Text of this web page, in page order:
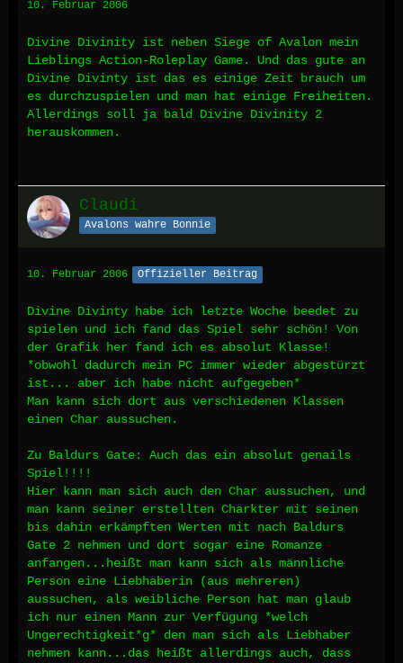
10. Februar 2006
Divine Divinity ist neben Siege of Avalon mein
Lieblings Action-Roleplay Game. Und das gute an
Divine Divinty ist das es einige Zeit brauch um
es durchzuspielen und man hat einige Freiheiten.
Allerdings soll ja bald Divine Divinity 2
herauskommen.
Claudi
Avalons wahre Bonnie
10. Februar 2006 Offizieller Beitrag
Divine Divinty habe ich letzte Woche beedet zu
spielen und ich fand das Spiel sehr schön! Von
der Grafik her fand ich es absolut Klasse!
*obwohl dadurch mein PC immer wieder abgestürzt
ist... aber ich habe nicht aufgegeben*
Man kann sich dort aus verschiedenen Klassen
einen Char aussuchen.
Zu Baldurs Gate: Auch das ein absolut genails
Spiel!!!!
Hier kann man sich auch den Char aussuchen, und
man kann seiner erstellten Charkter mit seinen
bis dahin erkämpften Werten mit nach Baldurs
Gate 2 nehmen und dort sogar eine Romanze
anfangen...heißt man kann sich als männliche
Person eine Liebhaberin (aus mehreren)
aussuchen, als weibliche Person hat man glaub
ich nur einen Mann zur Verfügung *welch
Ungerechtigkeit*g* den man sich als Liebhaber
nehmen kann...das heißt allerdings auch, dass